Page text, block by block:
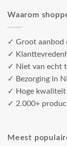
Waarom
✓ Groot aanbod
✓
✓ Niet van echt
✓ Bezorging in
✓ Hoge
✓ 2.000+
Meest